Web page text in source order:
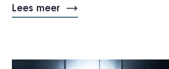
Lees meer